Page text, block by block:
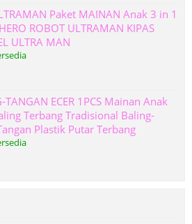
Paket MAINAN Anak 3 in 1
ROBOT ULTRAMAN KIPAS
ULTRA MAN
TANGAN ECER 1PCS Mainan Anak
Terbang Tradisional Baling-
Plastik Putar Terbang